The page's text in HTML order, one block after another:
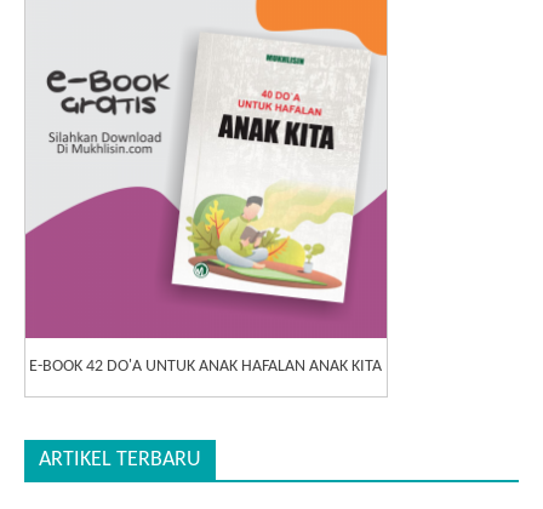
E-BOOK 42 DO'A UNTUK ANAK HAFALAN ANAK KITA
ARTIKEL TERBARU